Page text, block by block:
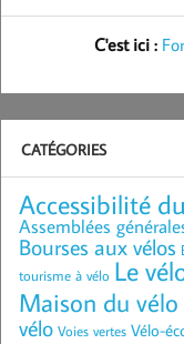
C'est ici :
CATÉGORIES
Accessibilité
Assemblées
Bourses aux vélos
tourisme à vélo Le
Maison du vélo
vélo Voies vertes Vélo-